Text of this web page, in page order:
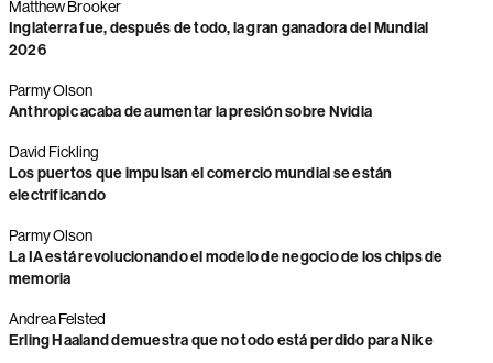
Matthew Brooker
Inglaterra fue, después de todo, la gran ganadora del Mundial
2026
Parmy Olson
Anthropic acaba de aumentar la presión sobre Nvidia
David Fickling
Los puertos que impulsan el comercio mundial se están
electrificando
Parmy Olson
La IA está revolucionando el modelo de negocio de los chips de
memoria
Andrea Felsted
Erling Haaland demuestra que no todo está perdido para Nike